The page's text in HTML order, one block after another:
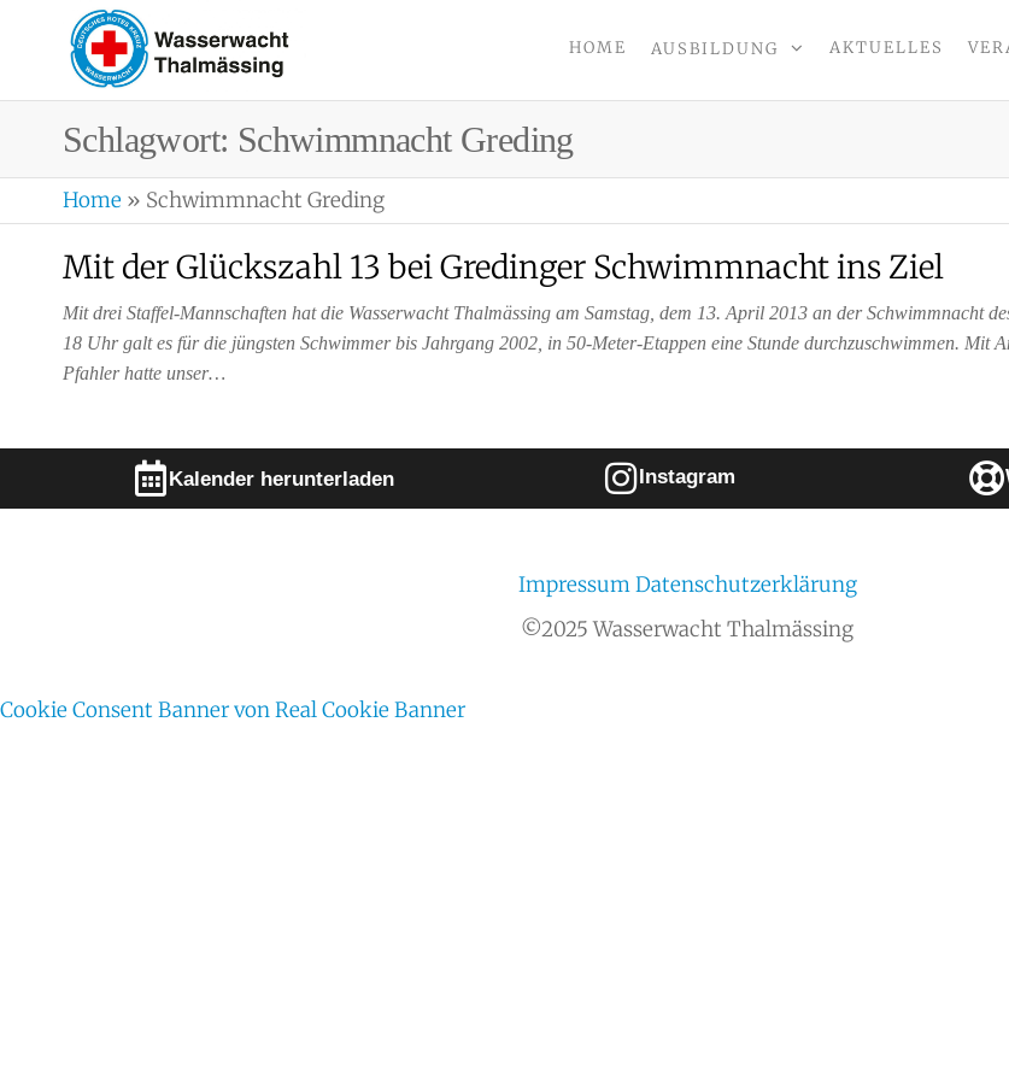
HOME AUSBILDUNG AKTUELLES
Schlagwort: Schwimmnacht Greding
Home » Schwimmnacht Greding
Mit der Glückszahl 13 bei Gredinger Schwimmnacht ins Ziel
Mit drei Staffel-Mannschaften hat die Wasserwacht Thalmässing am Samstag, dem 13. April 2013 an der Schwimmnacht
18 Uhr galt es für die jüngsten Schwimmer bis Jahrgang 2002, in 50-Meter-Etappen eine Stunde durchzuschwimmen.
Pfahler hatte unser…
Kalender herunterladen Instagram
ImpressumDatenschutzerklärung
©2025 Wasserwacht Thalmässing
Cookie Consent Banner von Real Cookie Banner